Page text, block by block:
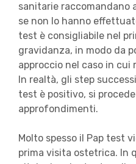
sanitarie raccomandano
se non lo hanno
test è consigliabile nel
gravidanza, in modo da
approccio nel caso in cui
In realtà, gli step
test è positivo, si
approfondimenti.
Molto spesso il Pap test
prima visita ostetrica. In